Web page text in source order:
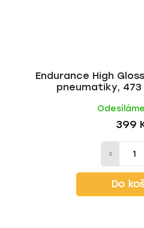
Endurance High
pneumatiky, 473
399
Do